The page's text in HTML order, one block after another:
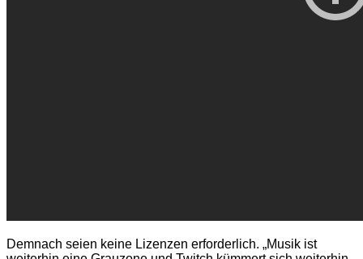
Demnach seien keine Lizenzen erforderlich. „Musik ist